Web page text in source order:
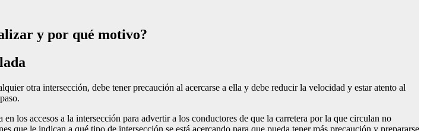
y por qué motivo?
otra intersección, debe tener precaución al acercarse a ella y debe reducir la velocidad y estar atento al
los accesos a la intersección para advertir a los conductores de que la carretera por la que circulan no